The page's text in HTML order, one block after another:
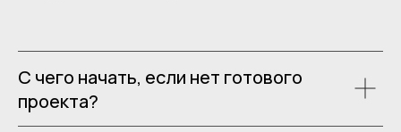
С чего начать, если нет готового
проекта?